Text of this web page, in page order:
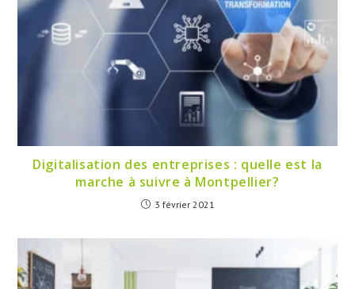
Digitalisation des entreprises : quelle est la
marche à suivre à Montpellier?
3 février 2021